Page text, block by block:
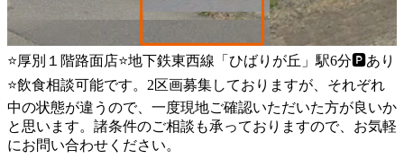
⭐厚別１階路面店⭐地下鉄東西線「ひばりが丘」駅6分🅿️あり
⭐飲食相談可能です。2区画募集しておりますが、それぞれ
中の状態が違うので、一度現地ご確認いただいた方が良いか
と思います。諸条件のご相談も承っておりますので、お気軽
にお問い合わせください。